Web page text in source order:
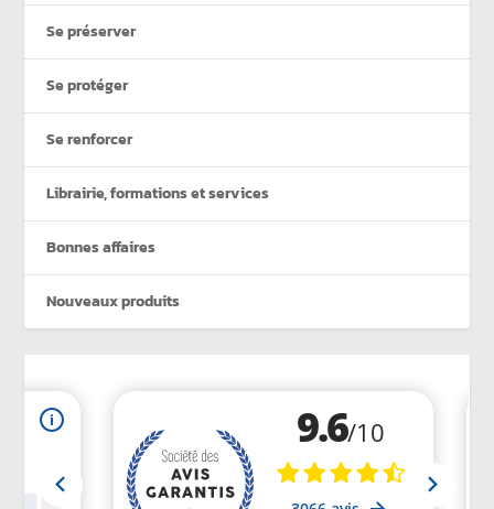
Se préserver
Se protéger
Se renforcer
Librairie, formations et services
Bonnes affaires
Nouveaux produits